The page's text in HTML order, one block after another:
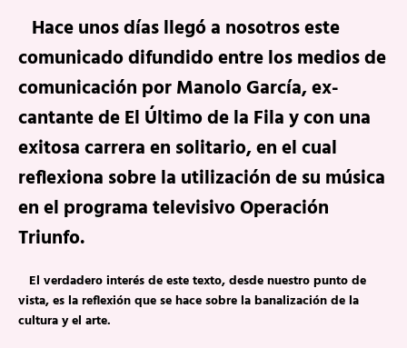
Hace unos días llegó a nosotros este
comunicado difundido entre los medios de
comunicación por Manolo García, ex-
cantante de El Último de la Fila y con una
exitosa carrera en solitario, en el cual
reflexiona sobre la utilización de su música
en el programa televisivo Operación
Triunfo.
El verdadero interés de este texto, desde nuestro punto de
vista, es la reflexión que se hace sobre la banalización de la
cultura y el arte.